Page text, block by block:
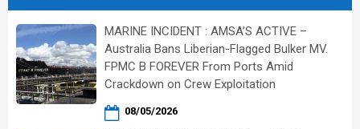
MARINE INCIDENT : AMSA’S ACTIVE –
Australia Bans Liberian-Flagged Bulker MV.
FPMC B FOREVER From Ports Amid
Crackdown on Crew Exploitation
08/05/2026